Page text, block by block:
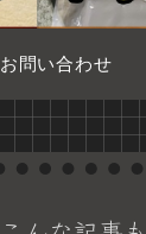
お問い合わせ